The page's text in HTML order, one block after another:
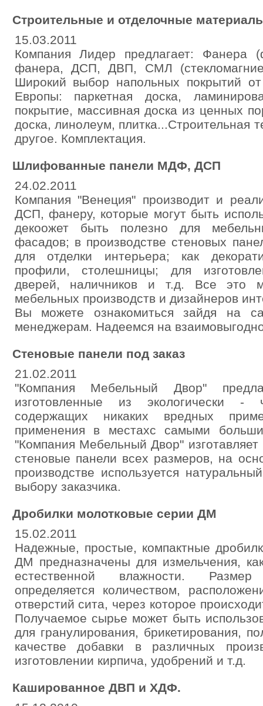
Строительные и отделочные
15.03.2011
Компания Лидер предлагает: Фанера
фанера, ДСП, ДВП, СМЛ
Широкий выбор напольных покрытий
Европы: паркетная доска,
покрытие, массивная доска из ценных
доска, линолеум, плитка...Строительная
другое. Комплектация.
Шлифованные панели МДФ, ДСП
24.02.2011
Компания "Венеция" производит и
ДСП, фанеру, которые могут быть
декоожет быть полезно для
фасадов; в производстве стеновых
для отделки интерьера; как
профили, столешницы; для
дверей, наличников и т.д. Все это
мебельных производств и дизайнеров
Вы можете ознакомиться зайдя на
менеджерам. Надеемся на
Стеновые панели под заказ
21.02.2011
"Компания Мебельный Двор"
изготовленные из экологически -
содержащих никаких вредных
применения в местахс самыми
"Компания Мебельный Двор"
стеновые панели всех размеров, на
производстве используется
выбору заказчика.
Дробилки молотковые серии ДМ
15.02.2011
Надежные, простые, компактные
ДМ предназначены для измельчения,
естественной влажности.
определяется количеством,
отверстий сита, через которое
Получаемое сырье может быть
для гранулирования, брикетирования,
качестве добавки в различных
изготовлении кирпича, удобрений и т.д.
Кашированное ДВП и ХДФ.